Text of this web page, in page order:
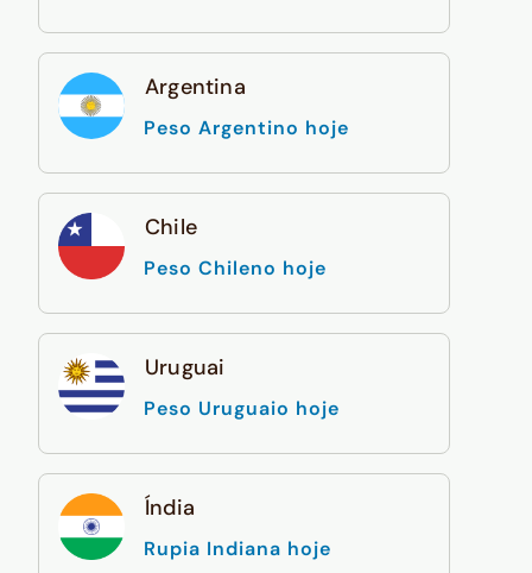
Argentina
Peso Argentino hoje
Chile
Peso Chileno hoje
Uruguai
Peso Uruguaio hoje
Índia
Rupia Indiana hoje